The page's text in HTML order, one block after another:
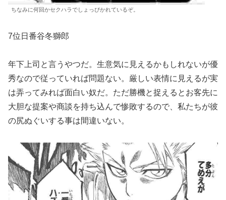
ちなみに何回かセクハラでしょっぴかれているぞ。
7位日番谷冬獅郎
年下上司と言うやつだ。生意気に見えるかもしれないが優
秀なので従っていれば問題ない。厳しい表情に見えるが実
は弄ってみれば面白い奴だ。ただ勝機と捉えるとお客先に
大胆な提案や商談を持ち込んで惨敗するので、私たちが彼
の尻ぬぐいする事は間違いない。